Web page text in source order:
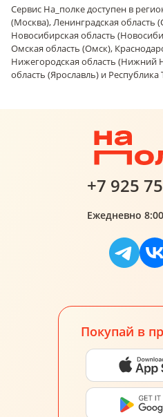
Сервис На_полке доступен в
(Москва), Ленинградская область
Новосибирская область
Омская область (Омск),
Нижегородская область (Нижний
область (Ярославль) и Республика
+7 925
Ежедневно
Покупай в